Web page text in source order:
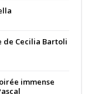
de Cecilia Bartoli
immense